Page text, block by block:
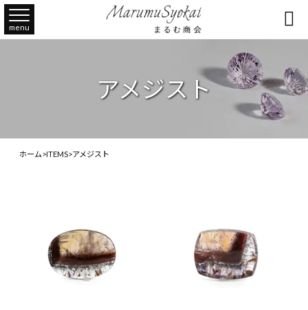
menu 
アメジスト
ホーム>ITEMS>アメジスト